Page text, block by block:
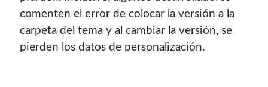
comenten el error de colocar la versión a la
carpeta del tema y al cambiar la versión, se
pierden los datos de personalización.